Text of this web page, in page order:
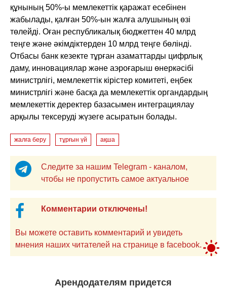
құнының 50%-ы мемлекеттік қаражат есебінен
жабылады, қалған 50%-ын жалға алушының өзі
төлейді. Оған республикалық бюджеттен 40 млрд
теңге және әкімдіктерден 10 млрд теңге бөлінді.
Отбасы банк кезекте тұрған азаматтарды цифрлық
даму, инновациялар және аэроғарыш өнеркәсібі
министрлігі, мемлекеттік кірістер комитеті, еңбек
министрлігі және басқа да мемлекеттік органдардың
мемлекеттік деректер базасымен интеграциялау
арқылы тексеруді жүзеге асыратын болады.
жалға беру тұрғын үй ақша
Следите за нашим Telegram - каналом,
чтобы не пропустить самое актуальное
Комментарии отключены!
Вы можете оставить комментарий и увидеть
мнения наших читателей на странице в facebook.
Арендодателям придется